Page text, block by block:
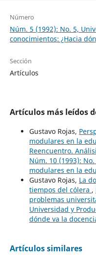
Número
Núm. 5 (1992): No. 5,
conocimientos: ¿Hacia
Sección
Artículos
Artículos más leídos
Gustavo Rojas,
modulares en la
Reencuentro.
Núm. 10 (1993):
modulares en la
Gustavo Rojas, La
tiempos del cólera ,
problemas
Universidad y
dónde va la
Artículos similares